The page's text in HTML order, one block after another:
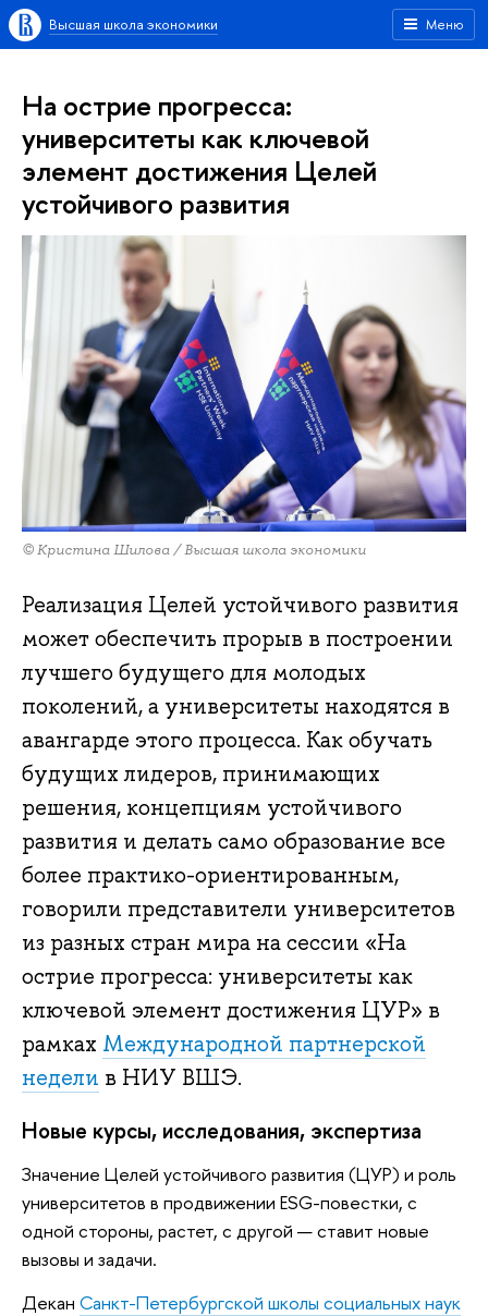
Меню
Высшая школа экономики
На острие прогресса:
университеты как ключевой
элемент достижения Целей
устойчивого развития
© Кристина Шилова / Высшая школа экономики
Реализация Целей устойчивого развития
может обеспечить прорыв в построении
лучшего будущего для молодых
поколений, а университеты находятся в
авангарде этого процесса. Как обучать
будущих лидеров, принимающих
решения, концепциям устойчивого
развития и делать само образование все
более практико-ориентированным,
говорили представители университетов
из разных стран мира на сессии «На
острие прогресса: университеты как
ключевой элемент достижения ЦУР» в
рамках Международной партнерской
недели в НИУ ВШЭ.
Новые курсы, исследования, экспертиза
Значение Целей устойчивого развития (ЦУР) и роль
университетов в продвижении ESG-повестки, с
одной стороны, растет, с другой — ставит новые
вызовы и задачи.
Декан Санкт-Петербургской школы социальных наук